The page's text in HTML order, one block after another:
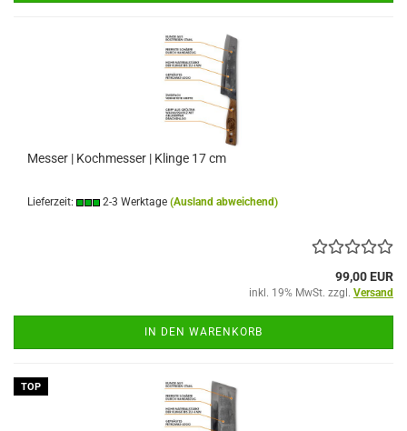
Messer | Kochmesser | Klinge 17 cm
Lieferzeit: 2-3 Werktage (Ausland abweichend)
99,00 EUR
inkl. 19% MwSt. zzgl. Versand
IN DEN WARENKORB
TOP